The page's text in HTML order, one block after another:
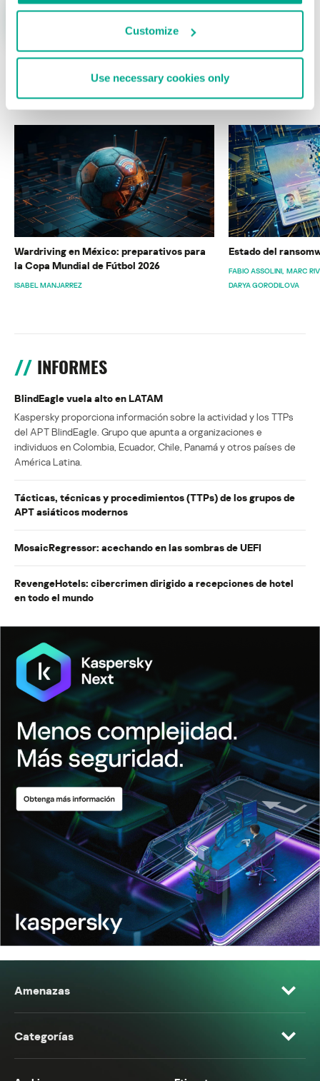
Customize
Use necessary cookies only
ÚLTIMAS PUBLICACIONES
Wardriving en México: preparativos para
la Copa Mundial de Fútbol 2026
ISABEL MANJARREZ
Estado del
FABIO ASSOLINI MARC
DARYA GORODILOVA
INFORMES
BlindEagle vuela alto en LATAM
Kaspersky proporciona información sobre la actividad y los TTPs
del APT BlindEagle. Grupo que apunta a organizaciones e
individuos en Colombia, Ecuador, Chile, Panamá y otros países de
América Latina.
Tácticas, técnicas y procedimientos (TTPs) de los grupos de
APT asiáticos modernos
MosaicRegressor: acechando en las sombras de UEFI
RevengeHotels: cibercrimen dirigido a recepciones de hotel
en todo el mundo
Amenazas
Categorías